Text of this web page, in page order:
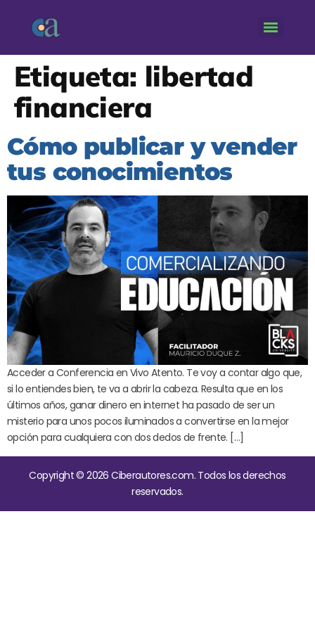
Etiqueta: libertad
financiera
Cómo publicar y vender
tus conocimientos
Acceder a Conferencia en Vivo Atento. Te voy a contar algo que,
si lo entiendes bien, te va a abrir la cabeza. Resulta que en los
últimos años, ganar dinero en internet ha pasado de ser un
misterio para unos pocos iluminados a convertirse en la mejor
opción para cualquiera con dos dedos de frente. […]
Copyright © 2026 Ciberautores.com. Todos los derechos
reservados.